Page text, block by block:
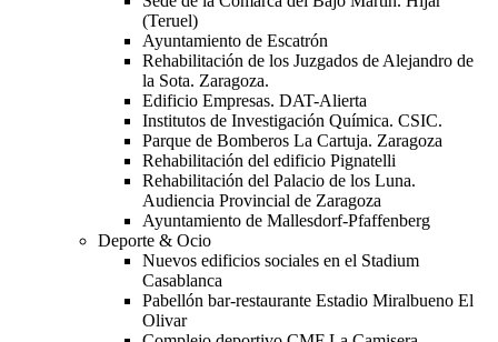
(Teruel)
Ayuntamiento de Escatrón
Rehabilitación de los Juzgados de Alejandro de
la Sota. Zaragoza.
Edificio Empresas. DAT-Alierta
Institutos de Investigación Química. CSIC.
Parque de Bomberos La Cartuja. Zaragoza
Rehabilitación del edificio Pignatelli
Rehabilitación del Palacio de los Luna.
Audiencia Provincial de Zaragoza
Ayuntamiento de Mallesdorf-Pfaffenberg
Deporte & Ocio
Nuevos edificios sociales en el Stadium
Casablanca
Pabellón bar-restaurante Estadio Miralbueno El
Olivar